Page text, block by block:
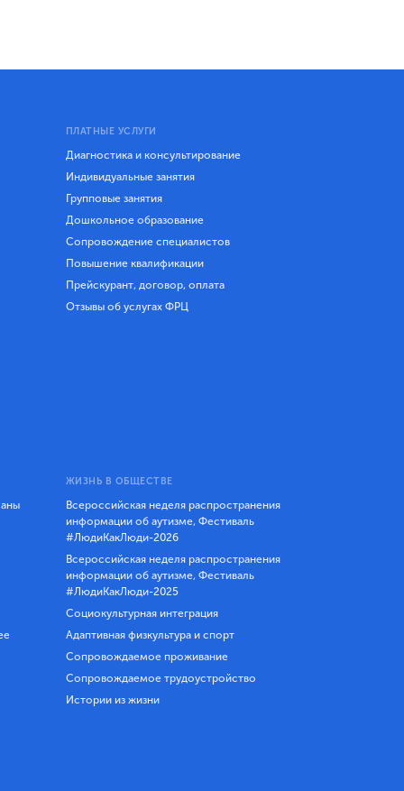
ПЛАТНЫЕ УСЛУГИ
Диагностика и консультирование
Индивидуальные занятия
Групповые занятия
Дошкольное образование
Сопровождение специалистов
Повышение квалификации
Прейскурант, договор, оплата
Отзывы об услугах ФРЦ
ЖИЗНЬ В ОБЩЕСТВЕ
Всероссийская неделя распространения
информации об аутизме, Фестиваль
#ЛюдиКакЛюди-2026
Всероссийская неделя распространения
информации об аутизме, Фестиваль
#ЛюдиКакЛюди-2025
Социокультурная интеграция
Адаптивная физкультура и спорт
Сопровождаемое проживание
Сопровождаемое трудоустройство
Истории из жизни